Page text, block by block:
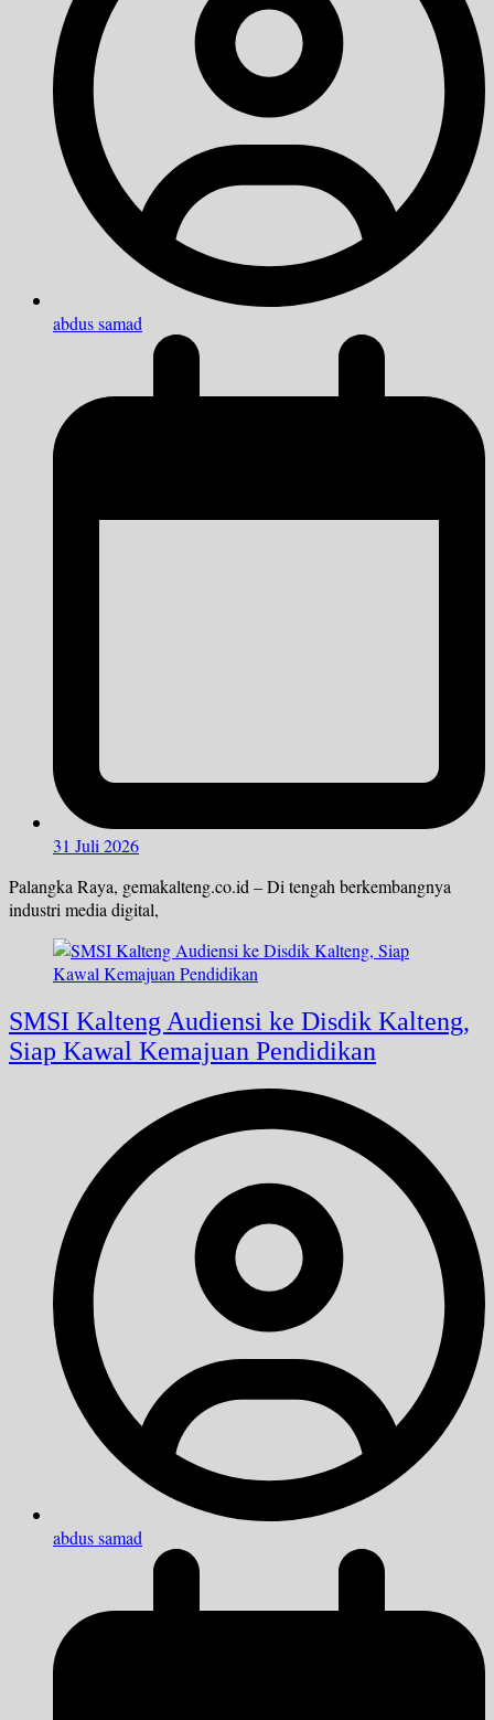
abdus samad
31 Juli 2026
Palangka Raya, gemakalteng.co.id – Di tengah berkembangnya
industri media digital,
SMSI Kalteng Audiensi ke Disdik Kalteng,
Siap Kawal Kemajuan Pendidikan
abdus samad